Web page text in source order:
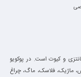
و کیوت است. در پوکویو
ماژیک، فلاسک، ماگ، چراغ